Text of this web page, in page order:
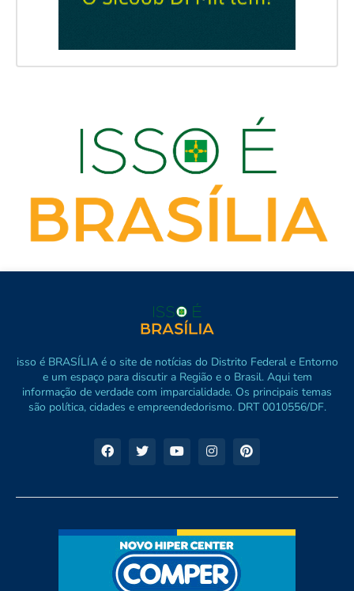
isso é BRASÍLIA é o site de notícias do Distrito Federal e Entorno
e um espaço para discutir a Região e o Brasil. Aqui tem
informação de verdade com imparcialidade. Os principais temas
são política, cidades e empreendedorismo. DRT 0010556/DF.